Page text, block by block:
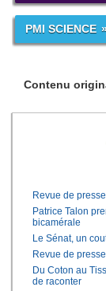
PMI SCIENCE
Contenu
Revue de
Patrice Talon
bicamérale
Le Sénat, un
Revue de
Du Coton au
de raconter